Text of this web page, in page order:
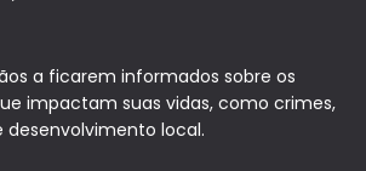
a ficarem informados sobre os
impactam suas vidas, como crimes,
desenvolvimento local.